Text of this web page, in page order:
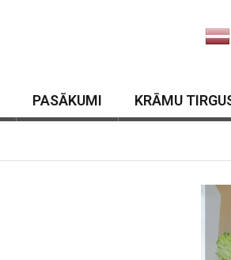
PASĀKUMI KRĀMU